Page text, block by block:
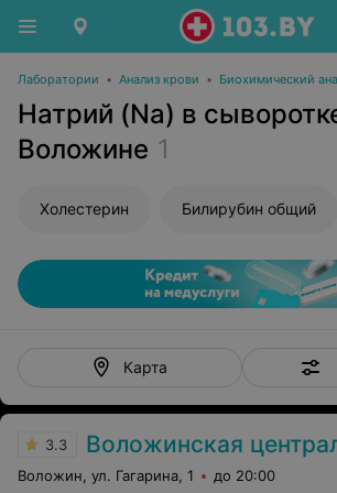
Лаборатории • Анализ крови • Биохимический
Натрий (Na) в
Воложине 1
Холестерин Билирубин общий
Карта
3.3 Воложинская центральная районная
Воложин, ул. Гагарина, 1 до 20:00